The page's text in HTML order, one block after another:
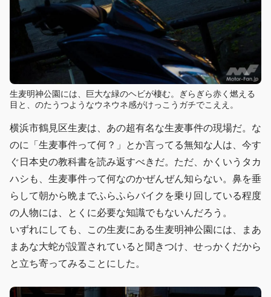
生麦明神公園には、巨大な緑のヘビが棲む。ぎらぎら赤く燃える
目と、のたうつようなウネウネ感がけっこうガチでこええ。
横浜市鶴見区生麦は、あの超有名な生麦事件の現場だ。な
のに「生麦事件って何？」とか言ってる無知な人は、今す
ぐ日本史の教科書を読み返すべきだ。ただ、かくいうタカ
ハシも、生麦事件って何なのかぜんぜん知らない。鼻を垂
らして朝から晩までふらふらバイクを乗り回している程度
の人物には、とくに必要な知識でもないんだろう。
いずれにしても、この生麦にある生麦明神公園には、まあ
まあな大蛇が設置されていると聞きつけ、せっかくだから
と立ち寄ってみることにした。